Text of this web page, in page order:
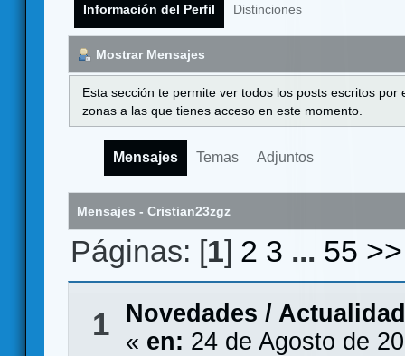
Información del Perfil Distinciones
Mostrar Mensajes
Esta sección te permite ver todos los posts escritos
zonas a las que tienes acceso en este momento.
Mensajes Temas Adjuntos
Mensajes - Cristian23zgz
Páginas: [1] 2 3 ... 55 >>
1
Novedades / Actualidad
« en: 24 de Agosto de